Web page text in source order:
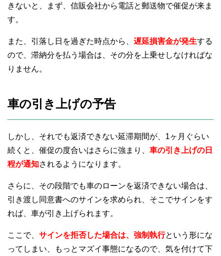
きないと、まず、信販会社から電話と郵送物で催促が来ま
す。
また、引落し日を過ぎた時点から、 遅延損害金が発生する
ので、滞納分を払う場合は、その分を上乗せしなければな
りません。
車の引き上げの予告
しかし、それでも返済できない延滞期間が、1ヶ月ぐらい
続くと、催促の度合いはさらに強まり、 車の引き上げの日
程が通知されるようになります。
さらに、その段階でも車のローンを返済できない場合は、
引き渡し同意書へのサインを求められ、そこでサインをす
れば、車が引き上げられます。
ここで、 サインを拒否した場合は、強制執行という形にな
ってしまい、もっとマズイ事態になるので、気を付けて下